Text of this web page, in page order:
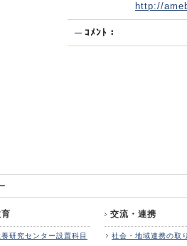
http://
ｺﾒﾝﾄ：
養研究センター設置科目
交流・連携
社会・地域連携の取